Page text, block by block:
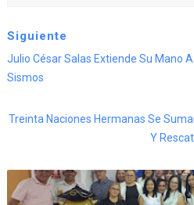
Siguiente
Julio César Salas Extiende Su Mano
Sismos
Treinta Naciones Hermanas Se
Y